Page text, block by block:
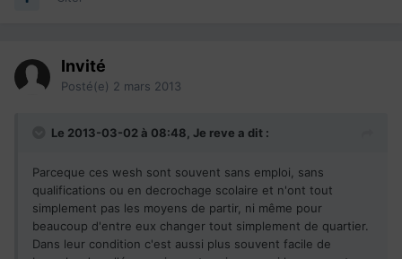
Invité
Posté(e) 2 mars 2013
Le 2013-03-02 à 08:48, Je reve a dit :
Parceque ces wesh sont souvent sans emploi, sans
qualifications ou en decrochage scolaire et n'ont tout
simplement pas les moyens de partir, ni même pour
beaucoup d'entre eux changer tout simplement de quartier.
Dans leur condition c'est aussi plus souvent facile de